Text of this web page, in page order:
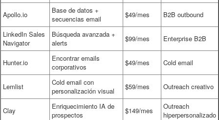
Apollo.io
Base de datos +
secuencias email
$49/mes B2B outbound
LinkedIn Sales
Navigator
Búsqueda avanzada +
alerts
$99/mes Enterprise B2B
Hunter.io
Encontrar emails
corporativos
$49/mes Cold email
Lemlist
Cold email con
personalización visual
$59/mes Outreach creativo
Clay
Enriquecimiento IA de
prospectos
$149/mes
Outreach
hiperpersonalizado